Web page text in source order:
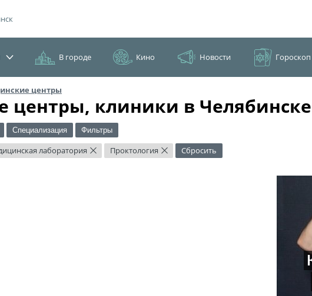
В городе Кино Новости Гороскоп
центры
центры, клиники в Челябинске
Специализация Фильтры
лаборатория × Проктология × Сбросить